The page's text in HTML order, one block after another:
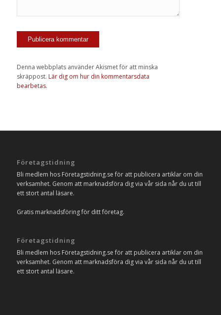
Denna webbplats använder Akismet för att minska
skräppost. Lär dig om hur din kommentarsdata
bearbetas.
Företagstidning
Bli medlem hos Företagstidning.se för att publicera artiklar om din
verksamhet. Genom att marknadsföra dig via vår sida når du ut till
ett stort antal läsare.
Gratis marknadsföring för ditt företag.
Företagstidning
Bli medlem hos Företagstidning.se för att publicera artiklar om din
verksamhet. Genom att marknadsföra dig via vår sida når du ut till
ett stort antal läsare.